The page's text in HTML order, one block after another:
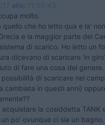
alle: 11:50:43
molto.
quello che ho letto qua e la'
e la maggior parte dei
di scarico. Ho letto un
dicevano di scaricare 'in
di fare una cosa del genere.
possibilità di scaricare nei
cambiata in questi anni)
acquistare la cosiddetta TANK
po' ovunque ci sia un bagno.